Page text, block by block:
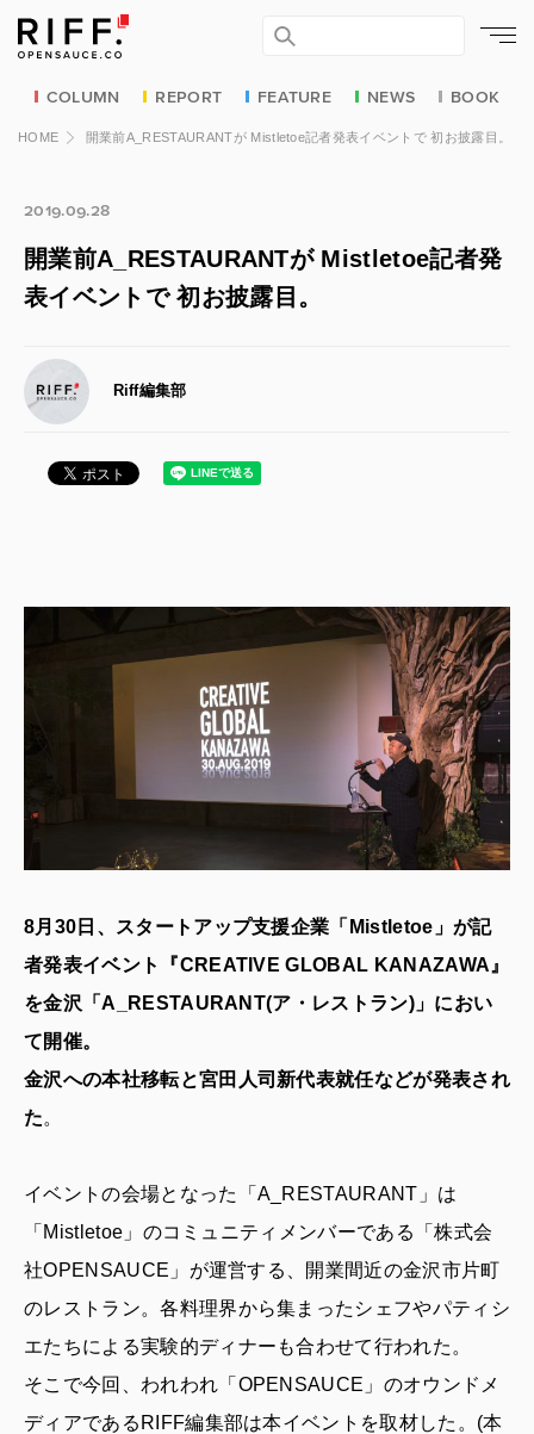
COLUMN REPORT FEATURE NEWS BOOK
HOME 開業前A_RESTAURANTが Mistletoe記者発表イベントで 初お披露目。
2019.09.28
開業前A_RESTAURANTが Mistletoe記者発
表イベントで 初お披露目。
Riff編集部
8月30日、スタートアップ支援企業「Mistletoe」が記
者発表イベント『CREATIVE GLOBAL KANAZAWA』
を金沢「A_RESTAURANT(ア・レストラン)」におい
て開催。
金沢への本社移転と宮田人司新代表就任などが発表され
た。
イベントの会場となった「A_RESTAURANT」は
「Mistletoe」のコミュニティメンバーである「株式会
社OPENSAUCE」が運営する、開業間近の金沢市片町
のレストラン。各料理界から集まったシェフやパティシ
エたちによる実験的ディナーも合わせて行われた。
そこで今回、われわれ「OPENSAUCE」のオウンドメ
ディアであるRIFF編集部は本イベントを取材した。(本